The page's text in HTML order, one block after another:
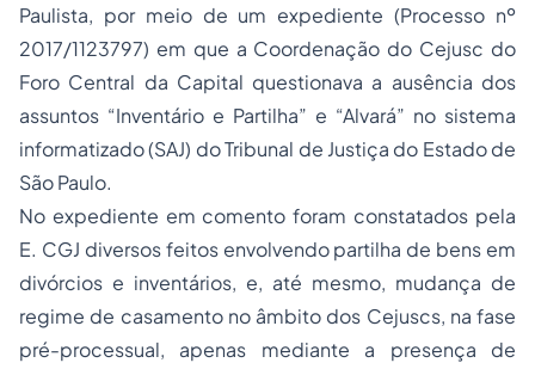
Paulista, por meio de um expediente (Processo nº
2017/1123797) em que a Coordenação do Cejusc do
Foro Central da Capital questionava a ausência dos
assuntos “Inventário e Partilha” e “Alvará” no sistema
informatizado (SAJ) do Tribunal de Justiça do Estado de
São Paulo.
No expediente em comento foram constatados pela
E. CGJ diversos feitos envolvendo partilha de bens em
divórcios e inventários, e, até mesmo, mudança de
regime de casamento no âmbito dos Cejuscs, na fase
pré-processual, apenas mediante a presença de